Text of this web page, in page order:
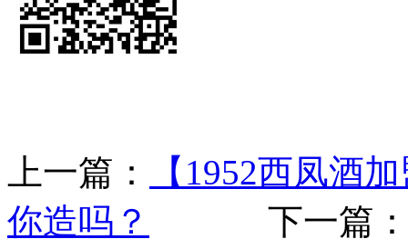
上一篇：
【1952西凤酒
你造吗？
下一篇